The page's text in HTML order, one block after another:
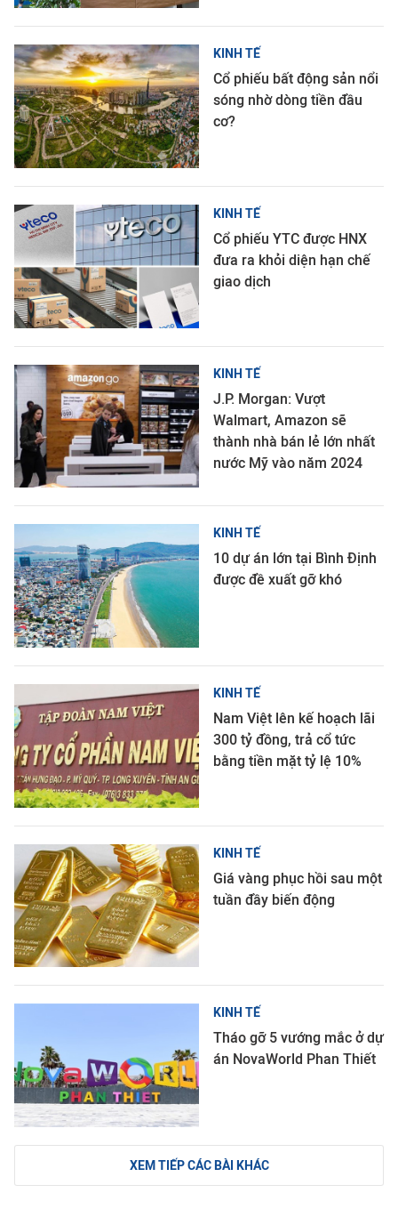
KINH TẾ
Cổ phiếu bất động sản nổi
sóng nhờ dòng tiền đầu
cơ?
KINH TẾ
Cổ phiếu YTC được HNX
đưa ra khỏi diện hạn chế
giao dịch
KINH TẾ
J.P. Morgan: Vượt
Walmart, Amazon sẽ
thành nhà bán lẻ lớn nhất
nước Mỹ vào năm 2024
KINH TẾ
10 dự án lớn tại Bình Định
được đề xuất gỡ khó
KINH TẾ
Nam Việt lên kế hoạch lãi
300 tỷ đồng, trả cổ tức
bằng tiền mặt tỷ lệ 10%
KINH TẾ
Giá vàng phục hồi sau một
tuần đầy biến động
KINH TẾ
Tháo gỡ 5 vướng mắc ở dự
án NovaWorld Phan Thiết
XEM TIẾP CÁC BÀI KHÁC